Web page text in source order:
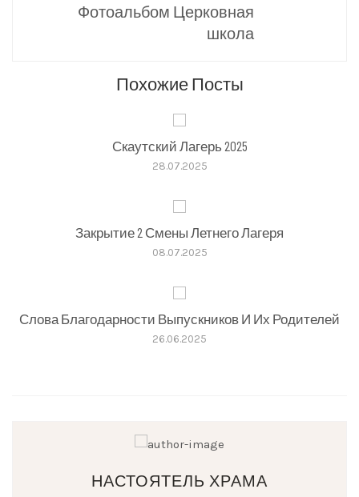
Фотоальбом Церковная
школа
Похожие Посты
Скаутский Лагерь 2025
28.07.2025
Закрытие 2 Смены Летнего Лагеря
08.07.2025
Слова Благодарности Выпускников И Их Родителей
26.06.2025
НАСТОЯТЕЛЬ ХРАМА